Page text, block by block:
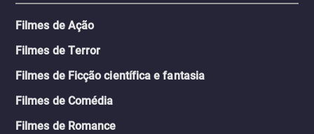
Filmes de Ação
Filmes de Terror
Filmes de Ficção científica e fantasia
Filmes de Comédia
Filmes de Romance